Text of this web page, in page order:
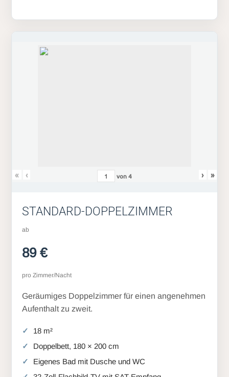
« ‹ von4 › »
STANDARD-DOPPELZIMMER
ab
89 €
pro Zimmer/Nacht
Geräumiges Doppelzimmer für einen angenehmen
Aufenthalt zu zweit.
18 m²
Doppelbett, 180 × 200 cm
Eigenes Bad mit Dusche und WC